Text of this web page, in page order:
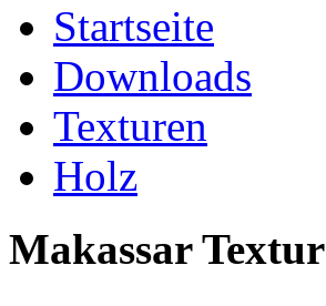
Startseite
Downloads
Texturen
Holz
Makassar Textur